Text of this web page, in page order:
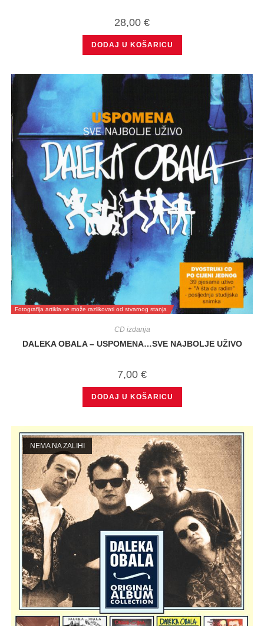
28,00 €
DODAJ U KOŠARICU
Fotografija artikla se može razlikovati od stvarnog stanja
CD izdanja
DALEKA OBALA – USPOMENA…SVE NAJBOLJE UŽIVO
7,00 €
DODAJ U KOŠARICU
NEMA NA ZALIHI